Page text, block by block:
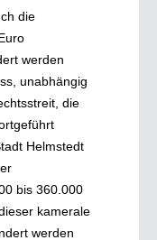
die
werden
unabhängig
die
Helmstedt
bis 360.000
kamerale
werden